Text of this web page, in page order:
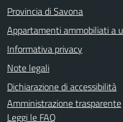
Provincia di Savona
Appartamenti ammobiliati a
Informativa privacy
Note legali
Dichiarazione di accessibilità
Amministrazione trasparente
Leggi le FAQ